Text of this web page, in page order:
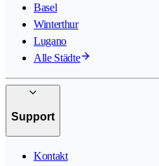
Basel
Winterthur
Lugano
Alle Städte
Support
Kontakt